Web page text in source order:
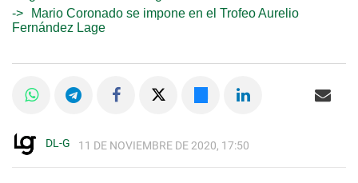
Mario Coronado se impone en el Trofeo Aurelio
Fernández Lage
DL-G 11 DE NOVIEMBRE DE 2020, 17:50